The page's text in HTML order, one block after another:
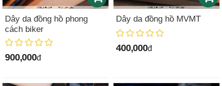
Dây da đồng hồ phong
cách biker
900,000đ
Dây da đồng hồ MVMT
400,000đ